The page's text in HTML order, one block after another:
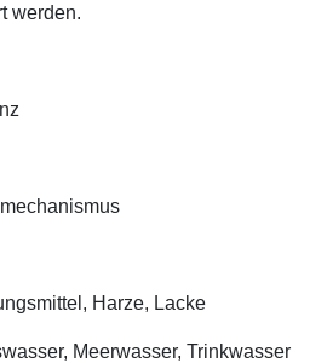
werden.
Harze, Lacke
Meerwasser, Trinkwasser